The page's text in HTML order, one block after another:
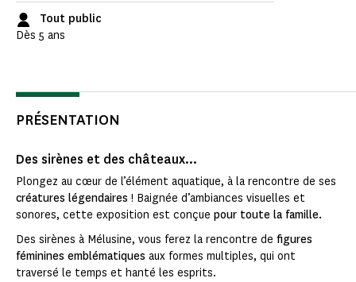
Tout public
Dès 5 ans
PRÉSENTATION
Des sirènes et des châteaux...
Plongez au cœur de l’élément aquatique, à la rencontre de ses
créatures légendaires ! Baignée d’ambiances visuelles et
sonores, cette exposition est conçue pour toute la famille.
Des sirènes à Mélusine, vous ferez la rencontre de figures
féminines emblématiques aux formes multiples, qui ont
traversé le temps et hanté les esprits.